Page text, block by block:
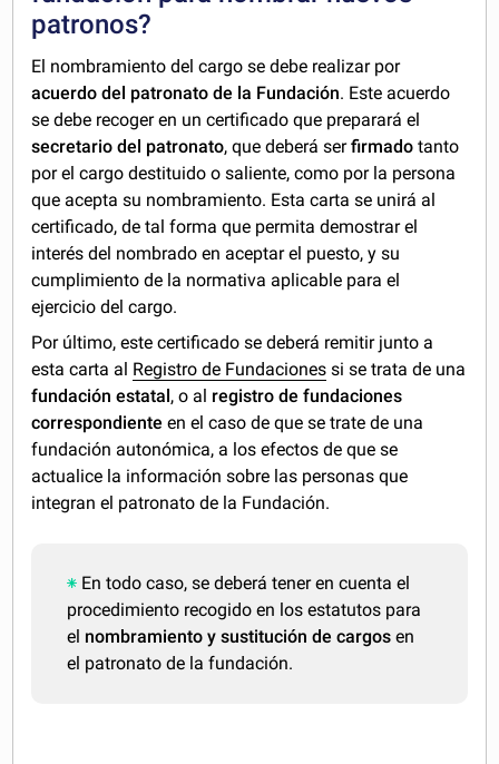
patronos?
El nombramiento del cargo se debe realizar por
acuerdo del patronato de la Fundación. Este acuerdo
se debe recoger en un certificado que preparará el
secretario del patronato, que deberá serfirmado tanto
por el cargo destituido o saliente, como por la persona
que acepta su nombramiento. Esta carta se unirá al
certificado, de tal forma que permita demostrar el
interés del nombrado en aceptar el puesto, y su
cumplimiento de la normativa aplicable para el
ejercicio del cargo.
Por último, este certificado se deberá remitir junto a
esta carta al Registro de Fundaciones si se trata de una
fundación estatal, o al registro de fundaciones
correspondiente en el caso de que se trate de una
fundación autonómica, a los efectos de que se
actualice la información sobre las personas que
integran el patronato de la Fundación.
En todo caso, se deberá tener en cuenta el
procedimiento recogido en los estatutos para
el nombramiento y sustitución de cargos en
el patronato de la fundación.